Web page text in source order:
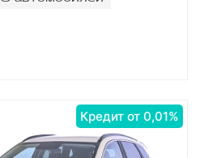
Кредит от 0,01%